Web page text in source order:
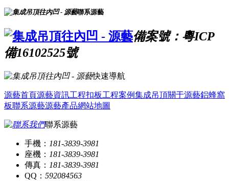
聯系源藝
備案號：粵ICP
備16102525號
快速導航
源藝首頁源藝資訊工程扣板工程案例集成吊頂關于源藝鋁蜂窩
板聯系源藝源藝產品網站地圖
聯系源藝
手機： 181-3839-3981
座機： 181-3839-3981
傳真： 181-3839-3981
QQ： 592084563